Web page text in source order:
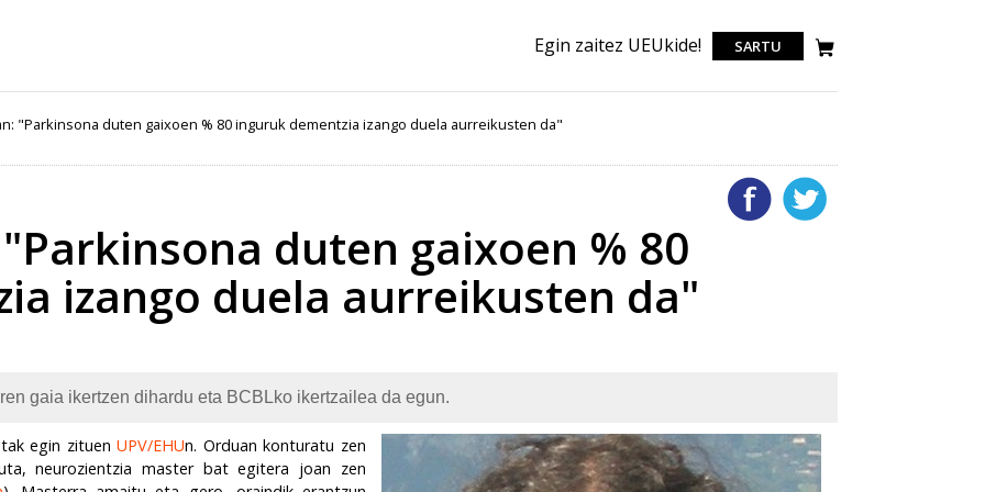
Egin zaitez UEUkide! SARTU
"Parkinsona duten gaixoen % 80 inguruk dementzia izango duela aurreikusten da"
duten gaixoen % 80
izango duela aurreikusten da"
gaia ikertzen dihardu eta BCBLko ikertzailea da egun.
egin zituenUPV/EHUn. Orduan konturatu zen
neurozientzia master bat egitera joan zen